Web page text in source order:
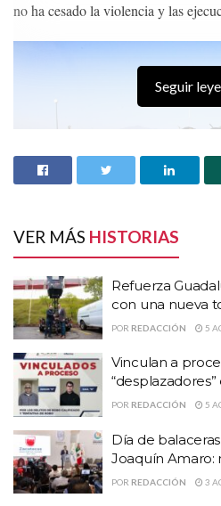
no ha cesado la violencia y las
HISTORIAS RELACIONADAS
Refuerza Guadalupe
nueva torre de vigilancia
Vinculan a proceso a dos
“desplazadores” de
Día de balaceras y muerte
Amaro: murieron dos civiles
Seguir
VER MÁS HISTORIAS
Refuerza
con una nueva
POR REDACCIÓN 5
Vinculan a
POR REDACCIÓN 5
Día de
Joaquín Amaro:
POR REDACCIÓN 3